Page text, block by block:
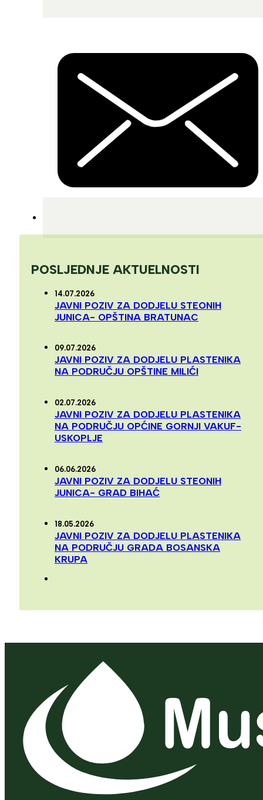
POSLJEDNJE AKTUELNOSTI
14.07.2026
JAVNI POZIV ZA DODJELU STEONIH
JUNICA- OPŠTINA BRATUNAC
09.07.2026
JAVNI POZIV ZA DODJELU PLASTENIKA
NA PODRUČJU OPŠTINE MILIĆI
02.07.2026
JAVNI POZIV ZA DODJELU PLASTENIKA
NA PODRUČJU OPĆINE GORNJI VAKUF-
USKOPLJE
06.06.2026
JAVNI POZIV ZA DODJELU STEONIH
JUNICA- GRAD BIHAĆ
18.05.2026
JAVNI POZIV ZA DODJELU PLASTENIKA
NA PODRUČJU GRADA BOSANSKA
KRUPA